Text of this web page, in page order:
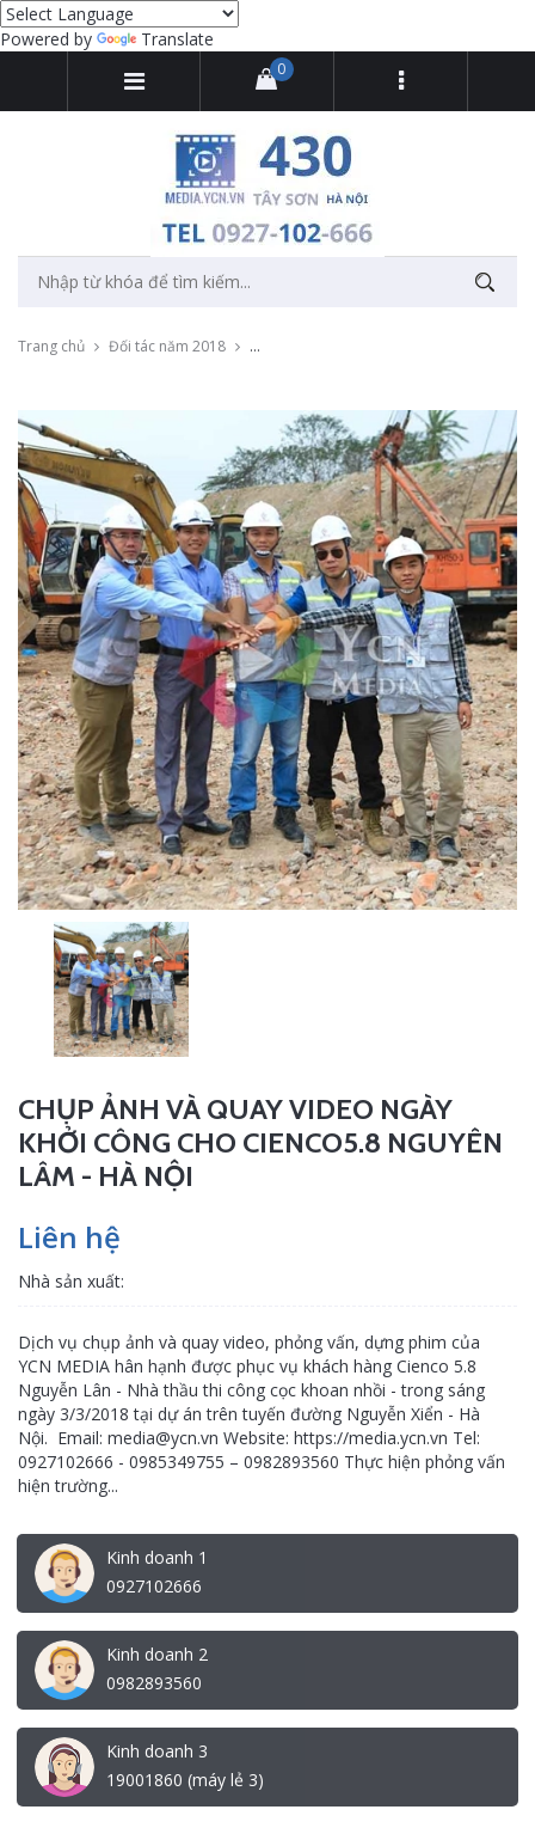
Powered by Translate
0
Trang chủ Đối tác năm 2018 Chụp ảnh và quay video Ngày khởi công
CHỤP ẢNH VÀ QUAY VIDEO NGÀY
KHỞI CÔNG CHO CIENCO5.8 NGUYÊN
LÂM - HÀ NỘI
Liên hệ
Nhà sản xuất:
Dịch vụ chụp ảnh và quay video, phỏng vấn, dựng phim của
YCN MEDIA hân hạnh được phục vụ khách hàng Cienco 5.8
Nguyễn Lân - Nhà thầu thi công cọc khoan nhồi - trong sáng
ngày 3/3/2018 tại dự án trên tuyến đường Nguyễn Xiển - Hà
Nội. Email: media@ycn.vn Website: https://media.ycn.vn Tel:
0927102666 - 0985349755 – 0982893560 Thực hiện phỏng vấn
hiện trường...
Kinh doanh 1
0927102666
Kinh doanh 2
0982893560
Kinh doanh 3
19001860 (máy lẻ 3)